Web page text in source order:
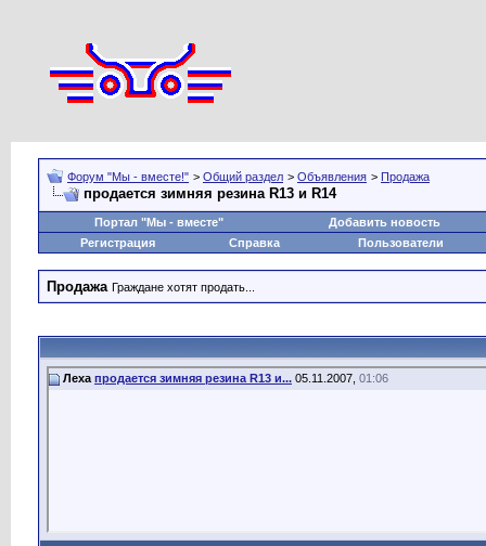
Форум "Мы - вместе!" > Общий раздел > Объявления > Продажа
продается зимняя резина R13 и R14
Портал "Мы - вместе"
Добавить новость
Регистрация
Справка Пользователи
Продажа Граждане хотят продать...
Леха продается зимняя резина R13 и... 05.11.2007, 01:06